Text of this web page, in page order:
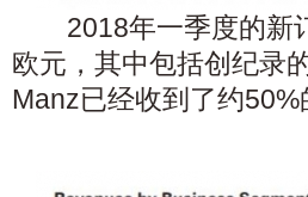
2018年一季度的新订
欧元，其中包括创纪录
Manz已经收到了约50%